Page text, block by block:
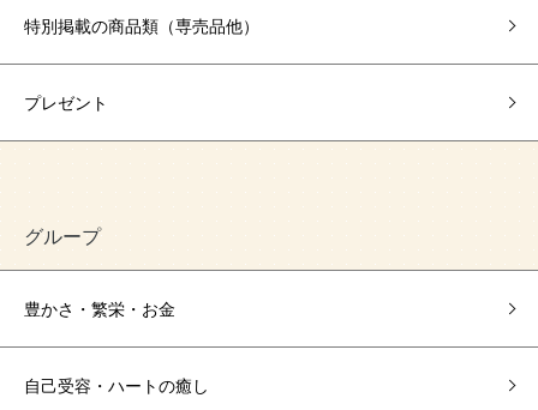
特別掲載の商品類（専売品他）
プレゼント
グループ
豊かさ・繁栄・お金
自己受容・ハートの癒し